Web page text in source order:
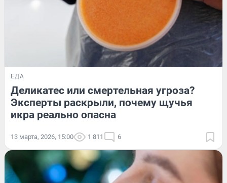
ЕДА
Деликатес или смертельная угроза?
Эксперты раскрыли, почему щучья
икра реально опасна
13 марта, 2026, 15:00 1 811 6